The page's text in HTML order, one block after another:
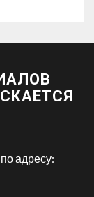
адресу: